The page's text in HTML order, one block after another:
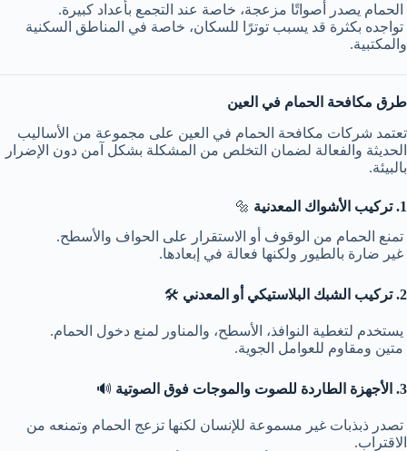
الحمام يصدر أصواتًا مزعجة، خاصة عند التجمع بأعداد كبيرة.
تواجده بكثرة قد يسبب توترًا للسكان، خاصة في المناطق السكنية
والمكتبية.
طرق مكافحة الحمام في العين
تعتمد شركات مكافحة الحمام في العين على مجموعة من الأساليب
الحديثة والفعالة لضمان التخلص من المشكلة بشكل آمن دون الإضرار
بالبيئة.
1. تركيب الأشواك المعدنية
🔩
تمنع الحمام من الوقوف أو الاستقرار على الحواف والأسطح.
غير ضارة بالطيور ولكنها فعالة في إبعادها.
2. تركيب الشبك البلاستيكي أو المعدني 🛠️
يستخدم لتغطية النوافذ، الأسطح، والمناور لمنع دخول الحمام.
متين ومقاوم للعوامل الجوية.
3. الأجهزة الطاردة للصوت والموجات فوق الصوتية 🔊
تصدر ذبذبات غير مسموعة للإنسان لكنها تزعج الحمام وتمنعه من
الاقتراب.